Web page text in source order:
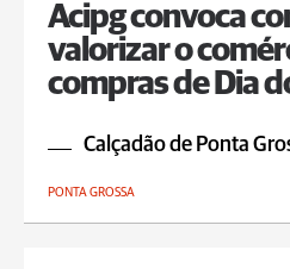
Acipg convoca
valorizar o
compras de Dia
Calçadão de Ponta
PONTA GROSSA